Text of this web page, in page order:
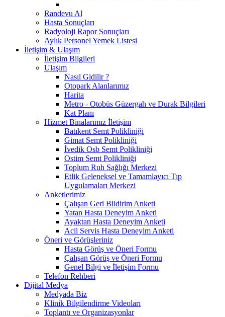
Randevu Al
Hasta Sonuçları
Radyoloji Rapor Sonuçları
Aylık Personel Yemek Listesi
İletişim & Ulaşım
İletişim Bilgileri
Ulaşım
Nasıl Gidilir ?
Otopark Alanlarımız
Harita
Metro - Otobüs Güzergah ve Durak Bilgileri
Kat Planı
Hizmet Binalarımız İletişim
Batıkent Semt Polikliniği
Gimat Semt Polikliniği
İvedik Osb Semt Polikliniği
Ostim Semt Polikliniği
Toplum Ruh Sağlığı Merkezi
Etlik Geleneksel ve Tamamlayıcı Tıp
Uygulamaları Merkezi
Anketlerimiz
Çalışan Geri Bildirim Anketi
Yatan Hasta Deneyim Anketi
Ayaktan Hasta Deneyim Anketi
Acil Servis Hasta Deneyim Anketi
Öneri ve Görüşleriniz
Hasta Görüş ve Öneri Formu
Çalışan Görüş ve Öneri Formu
Genel Bilgi ve İletişim Formu
Telefon Rehberi
Dijital Medya
Medyada Biz
Klinik Bilgilendirme Videoları
Toplantı ve Organizasyonlar